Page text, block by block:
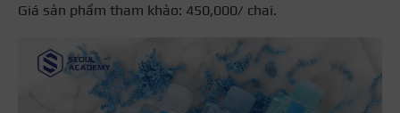
Giá sản phẩm tham khảo: 450,000/ chai.